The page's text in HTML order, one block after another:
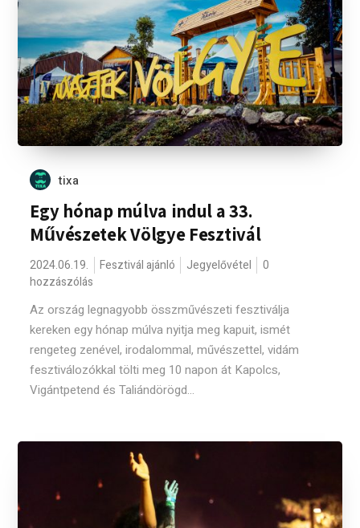
tixa
Egy hónap múlva indul a 33.
Művészetek Völgye Fesztivál
2024.06.19. Fesztivál ajánló Jegyelővétel
0
hozzászólás
Az ország legnagyobb összművészeti fesztiválja
kereken egy hónap múlva nyitja meg kapuit, ismét
rengeteg zenével, irodalommal, művészettel, vidám
fesztiválozókkal tölti meg 10 napon át Kapolcs,
Vigántpetend és Taliándörögd...